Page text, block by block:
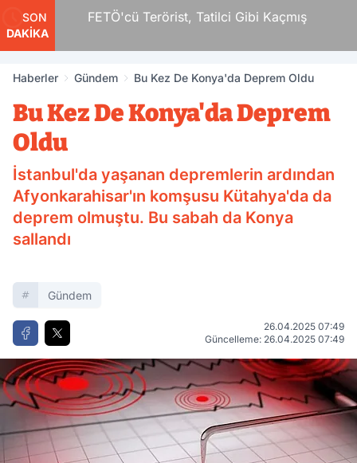
SON
DAKİKA
FETÖ'cü Terörist, Tatilci Gibi Kaçmış
Haberler Gündem Bu Kez De Konya'da Deprem Oldu
Bu Kez De Konya'da Deprem
Oldu
İstanbul'da yaşanan depremlerin ardından
Afyonkarahisar'ın komşusu Kütahya'da da
deprem olmuştu. Bu sabah da Konya
sallandı
Gündem
26.04.2025 07:49
Güncelleme: 26.04.2025 07:49